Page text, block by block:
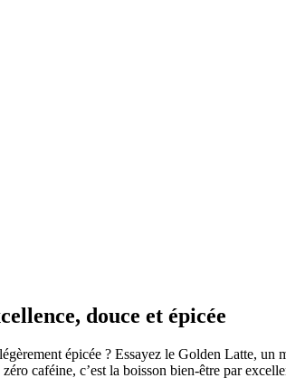
douce et épicée
épicée ? Essayez le Golden Latte,
caféine, c’est la boisson bien-être par